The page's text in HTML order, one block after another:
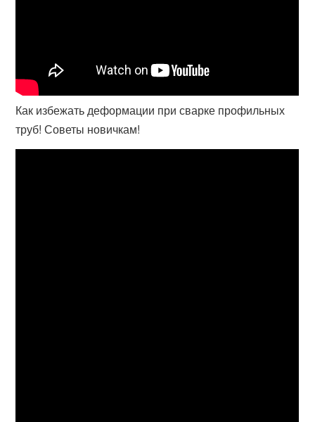
Как избежать деформации при сварке профильных
труб! Советы новичкам!